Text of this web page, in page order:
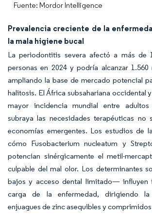
Fuente: Mordor Intelligence
Prevalencia creciente de la
la mala higiene bucal
La periodontitis severa afectó a más de
personas en 2024 y podría alcanzar 1.560
ampliando la base de mercado potencial
halitosis. El África subsahariana occidental
mayor incidencia mundial entre
subraya las necesidades terapéuticas no
economías emergentes. Los estudios de
cómo Fusobacterium nucleatum y
potencian sinérgicamente el metil-
culpable del mal olor. Los determinantes
bajos y acceso dental limitado— influyen
carga de la enfermedad, dirigiendo la
enjuagues de zinc asequibles y